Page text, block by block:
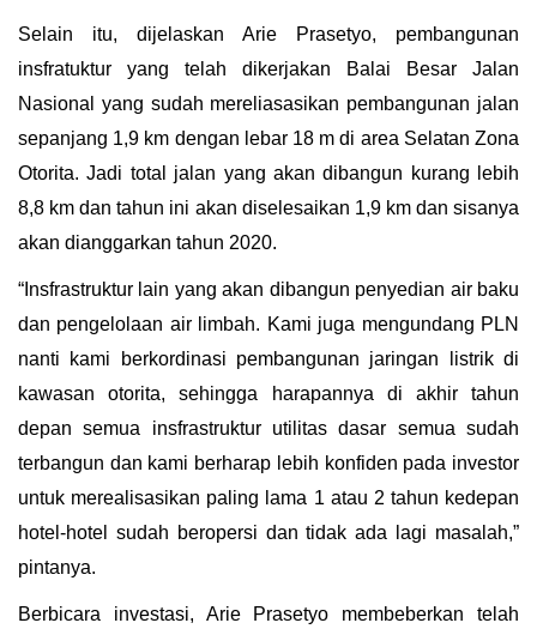
Selain itu, dijelaskan Arie Prasetyo, pembangunan
insfratuktur yang telah dikerjakan Balai Besar Jalan
Nasional yang sudah mereliasasikan pembangunan jalan
sepanjang 1,9 km dengan lebar 18 m di area Selatan Zona
Otorita. Jadi total jalan yang akan dibangun kurang lebih
8,8 km dan tahun ini akan diselesaikan 1,9 km dan sisanya
akan dianggarkan tahun 2020.
“Insfrastruktur lain yang akan dibangun penyedian air baku
dan pengelolaan air limbah. Kami juga mengundang PLN
nanti kami berkordinasi pembangunan jaringan listrik di
kawasan otorita, sehingga harapannya di akhir tahun
depan semua insfrastruktur utilitas dasar semua sudah
terbangun dan kami berharap lebih konfiden pada investor
untuk merealisasikan paling lama 1 atau 2 tahun kedepan
hotel-hotel sudah beropersi dan tidak ada lagi masalah,”
pintanya.
Berbicara investasi, Arie Prasetyo membeberkan telah